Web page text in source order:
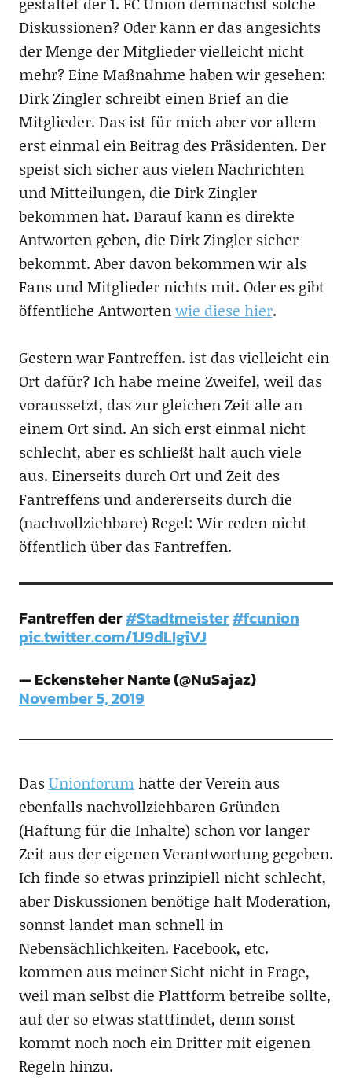
Diskussionen? Oder kann er das angesichts
der Menge der Mitglieder vielleicht nicht
mehr? Eine Maßnahme haben wir gesehen:
Dirk Zingler schreibt einen Brief an die
Mitglieder. Das ist für mich aber vor allem
erst einmal ein Beitrag des Präsidenten. Der
speist sich sicher aus vielen Nachrichten
und Mitteilungen, die Dirk Zingler
bekommen hat. Darauf kann es direkte
Antworten geben, die Dirk Zingler sicher
bekommt. Aber davon bekommen wir als
Fans und Mitglieder nichts mit. Oder es gibt
öffentliche Antwortenwie diese hier.
Gestern war Fantreffen. ist das vielleicht ein
Ort dafür? Ich habe meine Zweifel, weil das
voraussetzt, das zur gleichen Zeit alle an
einem Ort sind. An sich erst einmal nicht
schlecht, aber es schließt halt auch viele
aus. Einerseits durch Ort und Zeit des
Fantreffens und andererseits durch die
(nachvollziehbare) Regel: Wir reden nicht
öffentlich über das Fantreffen.
Fantreffen der#Stadtmeister#fcunion
pic.twitter.com/1J9dLIgiVJ
— Eckensteher Nante (@NuSajaz)
November 5, 2019
DasUnionforumhatte der Verein aus
ebenfalls nachvollziehbaren Gründen
(Haftung für die Inhalte) schon vor langer
Zeit aus der eigenen Verantwortung gegeben.
Ich finde so etwas prinzipiell nicht schlecht,
aber Diskussionen benötige halt Moderation,
sonnst landet man schnell in
Nebensächlichkeiten. Facebook, etc.
kommen aus meiner Sicht nicht in Frage,
weil man selbst die Plattform betreibe sollte,
auf der so etwas stattfindet, denn sonst
kommt noch noch ein Dritter mit eigenen
Regeln hinzu.